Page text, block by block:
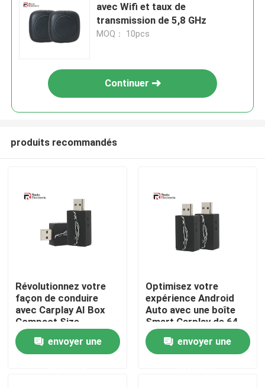
Aperçu
avec Wifi et taux de
transmission de 5,8 GHz
MOQ： 10pcs
Continuer
produits recommandés
Révolutionnez votre
façon de conduire
avec Carplay AI Box
Compact Size
Performance
puissanteenvoyer une
Optimisez votre
expérience Android
Auto avec une boîte
Smart Carplay de 64
Mo DDR2 intégrée
envoyer une